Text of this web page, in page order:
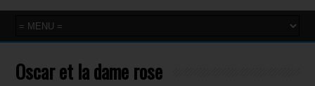
Oscar et la dame rose